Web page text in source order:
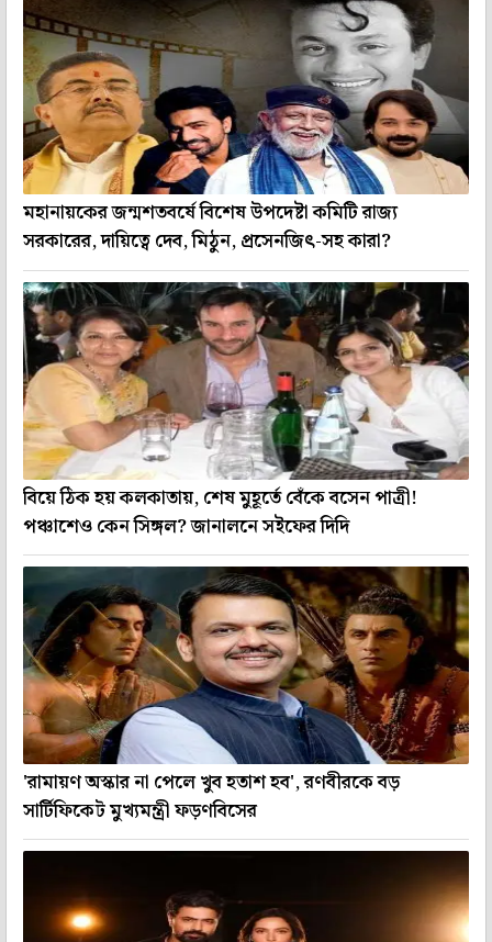
মহানায়কের জন্মশতবর্ষে বিশেষ উপদেষ্টা কমিটি রাজ্য
সরকারের, দায়িত্বে দেব, মিঠুন, প্রসেনজিৎ-সহ কারা?
বিয়ে ঠিক হয় কলকাতায়, শেষ মুহূর্তে বেঁকে বসেন পাত্রী!
পঞ্চাশেও কেন সিঙ্গল? জানালনে সইফের দিদি
'রামায়ণ অস্কার না পেলে খুব হতাশ হব', রণবীরকে বড়
সার্টিফিকেট মুখ্যমন্ত্রী ফড়ণবিসের